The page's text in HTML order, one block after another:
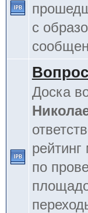
с
Доска
рейтинг
по